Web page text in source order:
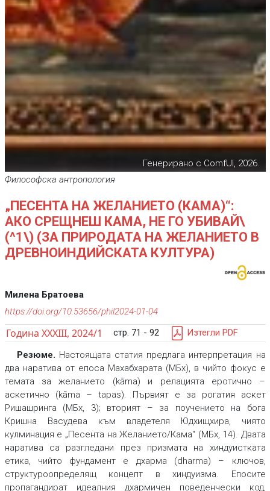
Генерирано с ComfUI, 2026.
Философска антропология
„ПЕСЕНТА НА ЖЕЛАНИЕТО (КАМА)“:
АКО СРЕЩНЕШ КАМА, НЕ ГО УБИВАЙ\
(^1\) (ЗА ПРИРОДАТА НА ЖЕЛАНИЕТО В
ДРЕВНОИНДИЙСКАТА КУЛТУРА)
Милена Братоева
https://doi.org/10.53656/phil2024-01-04
Година XXXIII, 2024/1 стр. 71 - 92 Изтегли PDF
Резюме. Настоящата статия предлага интерпретация на
два наратива от епоса Махабхарата (МБх), в чийто фокус е
темата за желанието (kāma) и релацията еротично –
аскетично (kāma – tapas). Първият е за рогатия аскет
Ришашринга (МБх, 3); вторият – за поучението на бога
Кришна Васудева към владетеля Юдхищхира, чиято
кулминация е „Песента на Желанието/Кама“ (МБх, 14). Двата
наратива са разгледани през призмата на хиндуистката
етика, чийто фундамент е дхарма (dharma) – ключов,
структуроопределящ концепт в хиндуизма. Епосите
пропагандират идеалния дхармичен поведенчески код,